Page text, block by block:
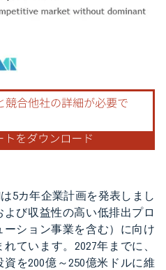
はCC BY 4.0の表示が必要です。
5カ年企業計画を発表しまし
び収益性の高い低排出プロ
ション事業を含む）に向け
ています。2027年までに、
を200億～250億米ドルに維